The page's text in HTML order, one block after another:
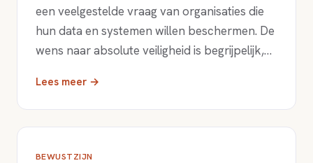
een veelgestelde vraag van organisaties die
hun data en systemen willen beschermen. De
wens naar absolute veiligheid is begrijpelijk,…
Lees meer →
BEWUSTZIJN